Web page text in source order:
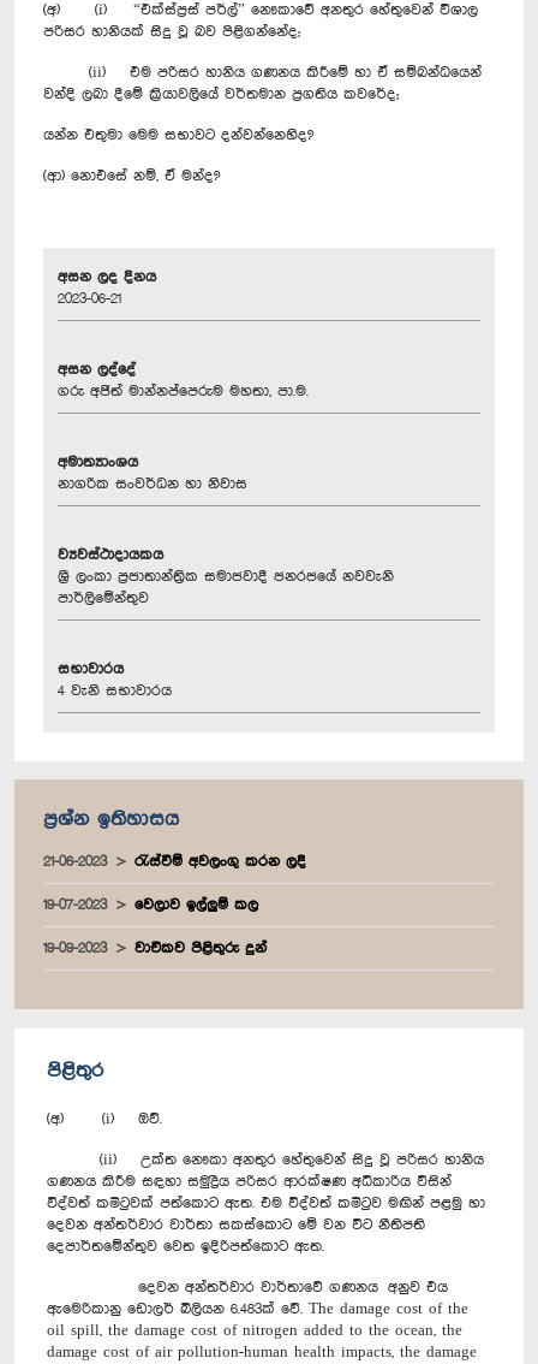
(අ) (i) “එක්ස්ප්‍රස් පර්ල්” නෞකාවේ අනතුර හේතුවෙන් විශාල
පරිසර හානියක් සිදු වූ බව පිළිගන්නේද;
(ii) එම පරිසර හානිය ගණනය කිරීමේ හා ඒ සම්බන්ධයෙන්
වන්දි ලබා දීමේ ක්‍රියාවලියේ වර්තමාන ප්‍රගතිය කවරේද;
යන්න එතුමා මෙම සභාවට දන්වන්නෙහිද?
(ආ) නොඑසේ නම්, ඒ මන්ද?
අසන ලද දිනය
2023-06-21
අසන ලද්දේ
ගරු අජිත් මාන්නප්පෙරුම මහතා, පා.ම.
අමාත්‍යාංශය
නාගරික සංවර්ධන හා නිවාස
ව්‍යවස්ථාදායකය
ශ්‍රී ලංකා ප්‍රජාතාන්ත්‍රික සමාජවාදී ජනරජයේ නවවැනි
පාර්ලිමේන්තුව
සභාවාරය
4 වැනි සභාවාරය
ප්‍රශ්න ඉතිහාසය
21-06-2023 රැස්වීම් අවලංගු කරන ලදී
19-07-2023 වෙලාව ඉල්ලුම් කල
19-09-2023 වාචිකව පිළිතුරු දුන්
පිළිතුර
(අ) (i) ඔව්.
(ii) උක්ත නෞකා අනතුර හේතුවෙන් සිදු වූ පරිසර හානිය
ගණනය කිරීම සඳහා සමුද්‍රීය පරිසර ආරක්ෂණ අධිකාරිය විසින්
විද්වත් කමිටුවක් පත්කොට ඇත. එම විද්වත් කමිටුව මඟින් පළමු හා
දෙවන අන්තර්වාර වාර්තා සකස්කොට මේ වන විට නීතිපති
දෙපාර්තමේන්තුව වෙත ඉදිරිපත්කොට ඇත.
දෙවන අන්තර්වාර වාර්තාවේ ගණනය අනුව එය
ඇමෙරිකානු ඩොලර් බිලියන 6.483ක් වේ. The damage cost of the
oil spill, the damage cost of nitrogen added to the ocean, the
damage cost of air pollution-human health impacts, the damage